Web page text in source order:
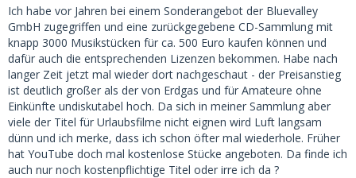
Ich habe vor Jahren bei einem Sonderangebot der Bluevalley
GmbH zugegriffen und eine zurückgegebene CD-Sammlung mit
knapp 3000 Musikstücken für ca. 500 Euro kaufen können und
dafür auch die entsprechenden Lizenzen bekommen. Habe nach
langer Zeit jetzt mal wieder dort nachgeschaut - der Preisanstieg
ist deutlich großer als der von Erdgas und für Amateure ohne
Einkünfte undiskutabel hoch. Da sich in meiner Sammlung aber
viele der Titel für Urlaubsfilme nicht eignen wird Luft langsam
dünn und ich merke, dass ich schon öfter mal wiederhole. Früher
hat YouTube doch mal kostenlose Stücke angeboten. Da finde ich
auch nur noch kostenpflichtige Titel oder irre ich da ?